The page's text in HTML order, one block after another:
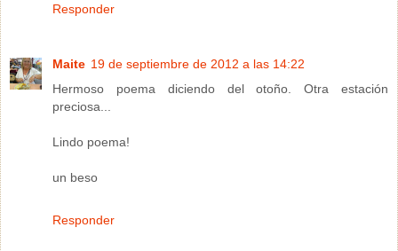
Responder
Maite 19 de septiembre de 2012 a las 14:22
Hermoso poema diciendo del otoño. Otra estación
preciosa...
Lindo poema!
un beso
Responder